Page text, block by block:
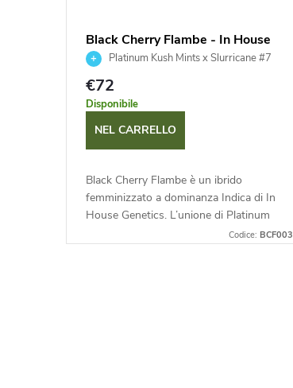
Black Cherry Flambe - In House
Genetics 3 ks
Platinum Kush Mints x Slurricane #7
€72
Disponibile
NEL CARRELLO
Black Cherry Flambe è un ibrido
femminizzato a dominanza Indica di In
House Genetics. L’unione di Platinum
Kush Mints e Slurricane #7 offre fiori
Codice:BCF003